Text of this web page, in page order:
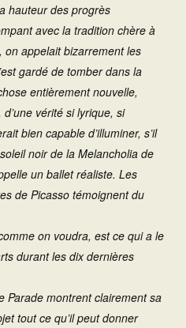
hauteur des progrès
avec la tradition chère à
appelait bizarrement les
gardé de tomber dans la
entièrement nouvelle,
vérité si lyrique, si
bien capable d’illuminer, s’il
noir de la Melancholia de
un ballet réaliste. Les
de Picasso témoignent du
on voudra, est ce qui a le
durant les dix dernières
Parade montrent clairement sa
tout ce qu’il peut donner